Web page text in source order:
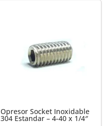
Opresor Socket Inoxidable
304 Estandar – 4-40 x 1/4″